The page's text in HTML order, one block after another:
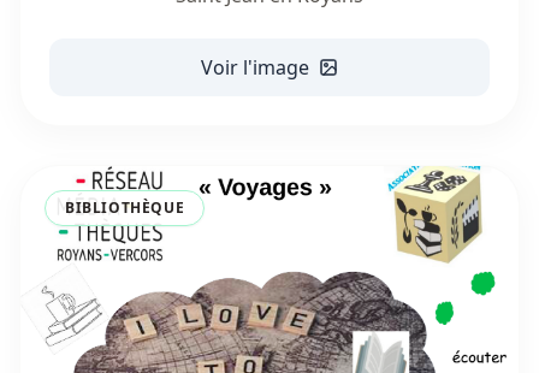
Voir l'image
BIBLIOTHÈQUE